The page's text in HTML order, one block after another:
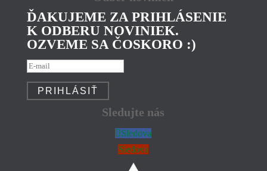
ĎAKUJEME ZA PRIHLÁSENIE
K ODBERU NOVINIEK.
OZVEME SA ČOSKORO :)
PRIHLÁSIŤ
Sledujte nás
Sledova
Sledova